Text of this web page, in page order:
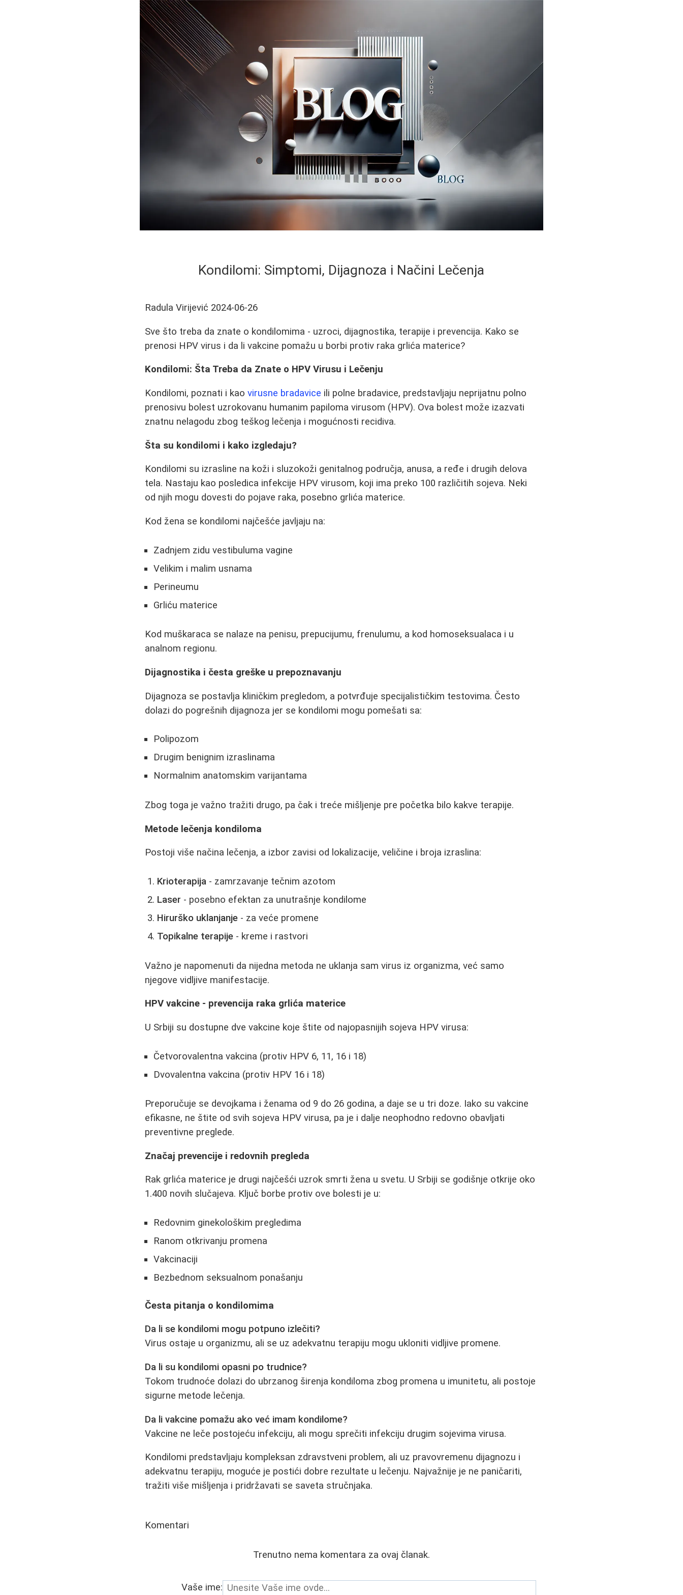
Kondilomi: Simptomi, Dijagnoza i Načini Lečenja
Radula Virijević 2024-06-26
Sve što treba da znate o kondilomima - uzroci, dijagnostika, terapije i prevencija. Kako se
prenosi HPV virus i da li vakcine pomažu u borbi protiv raka grlića materice?
Kondilomi: Šta Treba da Znate o HPV Virusu i Lečenju
Kondilomi, poznati i kaovirusne bradavice ili polne bradavice, predstavljaju neprijatnu polno
prenosivu bolest uzrokovanu humanim papiloma virusom (HPV). Ova bolest može izazvati
znatnu nelagodu zbog teškog lečenja i mogućnosti recidiva.
Šta su kondilomi i kako izgledaju?
Kondilomi su izrasline na koži i sluzokoži genitalnog područja, anusa, a ređe i drugih delova
tela. Nastaju kao posledica infekcije HPV virusom, koji ima preko 100 različitih sojeva. Neki
od njih mogu dovesti do pojave raka, posebno grlića materice.
Kod žena se kondilomi najčešće javljaju na:
Zadnjem zidu vestibuluma vagine
Velikim i malim usnama
Perineumu
Grliću materice
Kod muškaraca se nalaze na penisu, prepucijumu, frenulumu, a kod homoseksualaca i u
analnom regionu.
Dijagnostika i česta greške u prepoznavanju
Dijagnoza se postavlja kliničkim pregledom, a potvrđuje specijalističkim testovima. Često
dolazi do pogrešnih dijagnoza jer se kondilomi mogu pomešati sa:
Polipozom
Drugim benignim izraslinama
Normalnim anatomskim varijantama
Zbog toga je važno tražiti drugo, pa čak i treće mišljenje pre početka bilo kakve terapije.
Metode lečenja kondiloma
Postoji više načina lečenja, a izbor zavisi od lokalizacije, veličine i broja izraslina:
Krioterapija - zamrzavanje tečnim azotom
Laser - posebno efektan za unutrašnje kondilome
Hirurško uklanjanje - za veće promene
Topikalne terapije - kreme i rastvori
Važno je napomenuti da nijedna metoda ne uklanja sam virus iz organizma, već samo
njegove vidljive manifestacije.
HPV vakcine - prevencija raka grlića materice
U Srbiji su dostupne dve vakcine koje štite od najopasnijih sojeva HPV virusa:
Četvorovalentna vakcina (protiv HPV 6, 11, 16 i 18)
Dvovalentna vakcina (protiv HPV 16 i 18)
Preporučuje se devojkama i ženama od 9 do 26 godina, a daje se u tri doze. Iako su vakcine
efikasne, ne štite od svih sojeva HPV virusa, pa je i dalje neophodno redovno obavljati
preventivne preglede.
Značaj prevencije i redovnih pregleda
Rak grlića materice je drugi najčešći uzrok smrti žena u svetu. U Srbiji se godišnje otkrije oko
1.400 novih slučajeva. Ključ borbe protiv ove bolesti je u:
Redovnim ginekološkim pregledima
Ranom otkrivanju promena
Vakcinaciji
Bezbednom seksualnom ponašanju
Česta pitanja o kondilomima
Da li se kondilomi mogu potpuno izlečiti?
Virus ostaje u organizmu, ali se uz adekvatnu terapiju mogu ukloniti vidljive promene.
Da li su kondilomi opasni po trudnice?
Tokom trudnoće dolazi do ubrzanog širenja kondiloma zbog promena u imunitetu, ali postoje
sigurne metode lečenja.
Da li vakcine pomažu ako već imam kondilome?
Vakcine ne leče postojeću infekciju, ali mogu sprečiti infekciju drugim sojevima virusa.
Kondilomi predstavljaju kompleksan zdravstveni problem, ali uz pravovremenu dijagnozu i
adekvatnu terapiju, moguće je postići dobre rezultate u lečenju. Najvažnije je ne paničariti,
tražiti više mišljenja i pridržavati se saveta stručnjaka.
Komentari
Trenutno nema komentara za ovaj članak.
Vaše ime: